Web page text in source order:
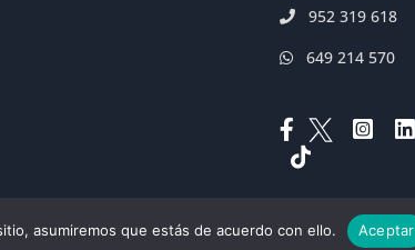
952 319 618
649 214 570
de la Matrícula|Decreto 625/2019
asumiremos que estás de acuerdo con ello. Aceptar